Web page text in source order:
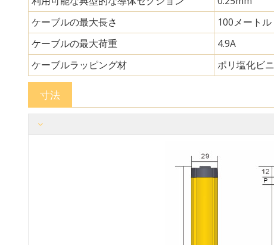
ケーブルの最大長さ
100メートル
ケーブルの最大荷重
4.9A
ケーブルラッピング材
ポリ塩化ビ
寸法